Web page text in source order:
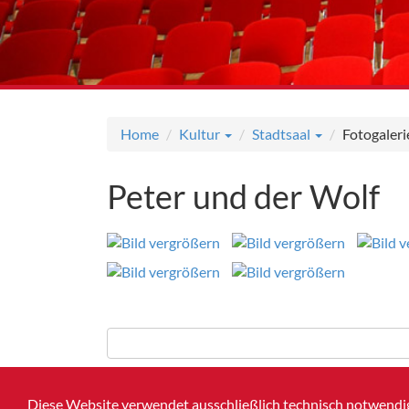
Home Kultur Stadtsaal
Peter und der Wolf
Diese Website verwendet ausschließlich technisch